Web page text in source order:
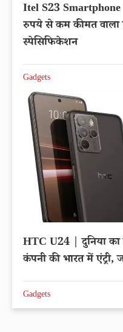
Itel S23
रुपये से कम कीमत वाला
स्पेसिफिकेशन
Gadgets
HTC U24 | दुनिया का
कंपनी की भारत में एंट्री,
Gadgets